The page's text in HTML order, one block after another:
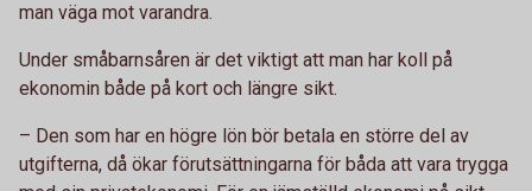
man väga mot varandra.
Under småbarnsåren är det viktigt att man har koll på
ekonomin både på kort och längre sikt.
– Den som har en högre lön bör betala en större del av
utgifterna, då ökar förutsättningarna för båda att vara trygga